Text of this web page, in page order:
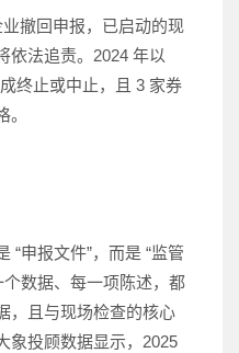
业撤回申报，已启动的现
依法追责。2024 年以
终止或中止，且 3 家券
“申报文件”，而是 “监管
数据、每一项陈述，都
，且与现场检查的核心
象投顾数据显示，2025